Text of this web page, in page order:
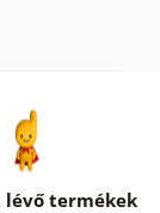
lévő termékek